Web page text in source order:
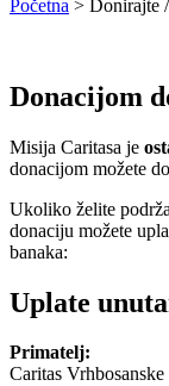
Početna > Donirajte
Donacijom
Misija Caritasa je
donacijom možete
Ukoliko želite
donaciju možete
banaka:
Uplate
Primatelj:
Caritas